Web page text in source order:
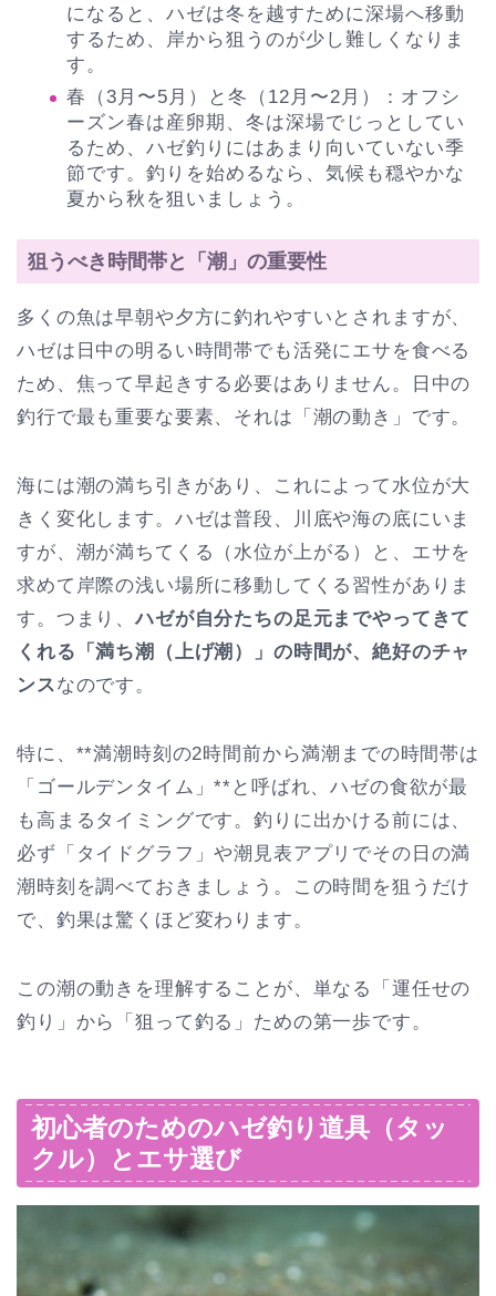
になると、ハゼは冬を越すために深場へ移動
するため、岸から狙うのが少し難しくなりま
す。
春（3月〜5月）と冬（12月〜2月）：オフシ
ーズン春は産卵期、冬は深場でじっとしてい
るため、ハゼ釣りにはあまり向いていない季
節です。釣りを始めるなら、気候も穏やかな
夏から秋を狙いましょう。
狙うべき時間帯と「潮」の重要性
多くの魚は早朝や夕方に釣れやすいとされますが、
ハゼは日中の明るい時間帯でも活発にエサを食べる
ため、焦って早起きする必要はありません。日中の
釣行で最も重要な要素、それは「潮の動き」です。
海には潮の満ち引きがあり、これによって水位が大
きく変化します。ハゼは普段、川底や海の底にいま
すが、潮が満ちてくる（水位が上がる）と、エサを
求めて岸際の浅い場所に移動してくる習性がありま
す。つまり、ハゼが自分たちの足元までやってきて
くれる「満ち潮（上げ潮）」の時間が、絶好のチャ
ンスなのです。
特に、**満潮時刻の2時間前から満潮までの時間帯は
「ゴールデンタイム」**と呼ばれ、ハゼの食欲が最
も高まるタイミングです。釣りに出かける前には、
必ず「タイドグラフ」や潮見表アプリでその日の満
潮時刻を調べておきましょう。この時間を狙うだけ
で、釣果は驚くほど変わります。
この潮の動きを理解することが、単なる「運任せの
釣り」から「狙って釣る」ための第一歩です。
初心者のためのハゼ釣り道具（タッ
クル）とエサ選び